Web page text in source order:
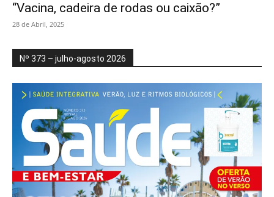
“Vacina, cadeira de rodas ou caixão?”
28 de Abril, 2025
Nº 373 – julho-agosto 2026